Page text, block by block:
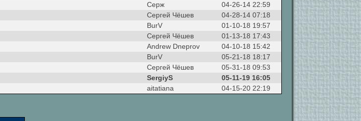
Серж
04-26-14 22:59
Сергей Чёшев
04-28-14 07:18
BurV
01-10-18 19:57
Сергей Чёшев
01-13-18 17:43
Andrew Dneprov
04-10-18 15:42
BurV
05-21-18 18:17
Сергей Чёшев
05-31-18 09:53
SergiyS
05-11-19 16:05
aitatiana 04-15-20 22:19